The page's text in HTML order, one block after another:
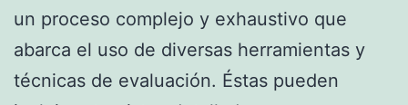
un proceso complejo y exhaustivo que
abarca el uso de diversas herramientas y
técnicas de evaluación. Éstas pueden